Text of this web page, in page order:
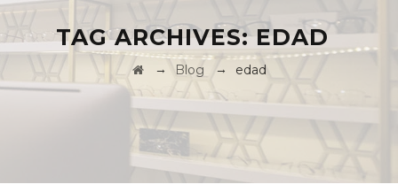
TAG ARCHIVES: EDAD
→ Blog → edad